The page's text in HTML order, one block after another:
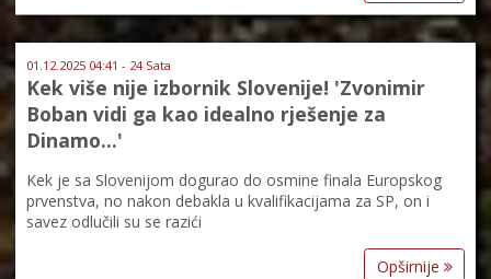
01.12.2025 04:41 - 24 Sata
Kek više nije izbornik Slovenije! 'Zvonimir
Boban vidi ga kao idealno rješenje za
Dinamo...'
Kek je sa Slovenijom dogurao do osmine finala Europskog
prvenstva, no nakon debakla u kvalifikacijama za SP, on i
savez odlučili su se razići
Opširnije